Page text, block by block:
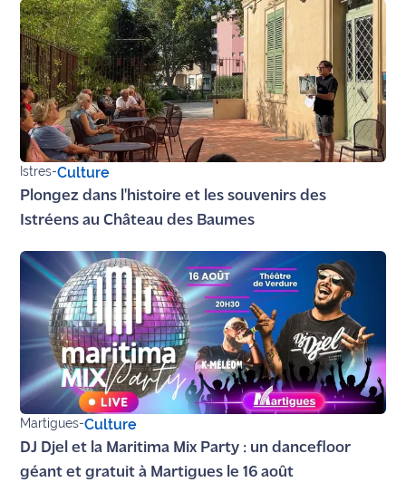
Istres-Culture
Plongez dans l'histoire et les souvenirs des
Istréens au Château des Baumes
Martigues-Culture
DJ Djel et la Maritima Mix Party : un dancefloor
géant et gratuit à Martigues le 16 août